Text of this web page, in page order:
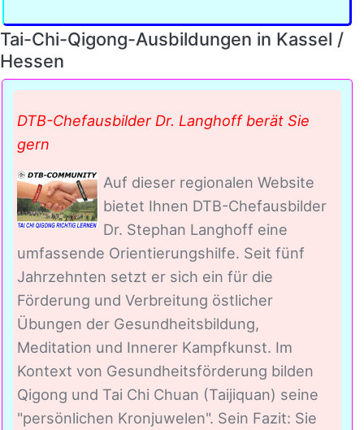
Tai-Chi-Qigong-Ausbildungen in Kassel /
Hessen
DTB-Chefausbilder Dr. Langhoff berät Sie
gern
Auf dieser regionalen Website
bietet Ihnen DTB-Chefausbilder
Dr. Stephan Langhoff eine
umfassende Orientierungshilfe. Seit fünf
Jahrzehnten setzt er sich ein für die
Förderung und Verbreitung östlicher
Übungen der Gesundheitsbildung,
Meditation und Innerer Kampfkunst. Im
Kontext von Gesundheitsförderung bilden
Qigong und Tai Chi Chuan (Taijiquan) seine
"persönlichen Kronjuwelen". Sein Fazit: Sie